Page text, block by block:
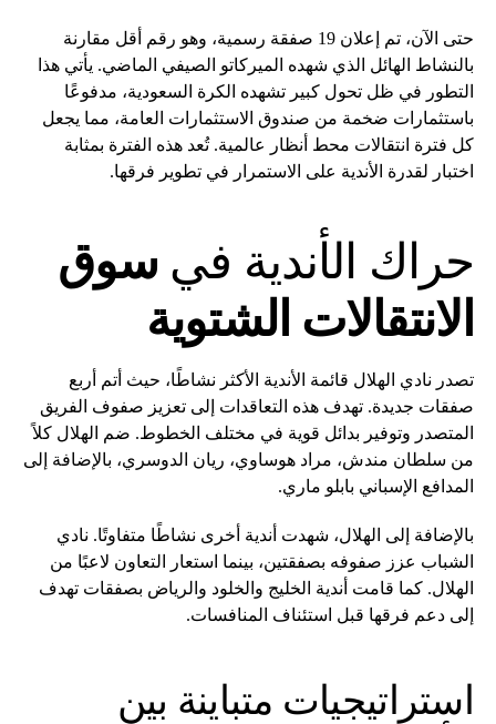
حتى الآن، تم إعلان 19 صفقة رسمية، وهو رقم أقل مقارنة
بالنشاط الهائل الذي شهده الميركاتو الصيفي الماضي. يأتي هذا
التطور في ظل تحول كبير تشهده الكرة السعودية، مدفوعًا
باستثمارات ضخمة من صندوق الاستثمارات العامة، مما يجعل
كل فترة انتقالات محط أنظار عالمية. تُعد هذه الفترة بمثابة
اختبار لقدرة الأندية على الاستمرار في تطوير فرقها.
حراك الأندية في سوق
الانتقالات الشتوية
تصدر نادي الهلال قائمة الأندية الأكثر نشاطًا، حيث أتم أربع
صفقات جديدة. تهدف هذه التعاقدات إلى تعزيز صفوف الفريق
المتصدر وتوفير بدائل قوية في مختلف الخطوط. ضم الهلال كلاً
من سلطان مندش، مراد هوساوي، ريان الدوسري، بالإضافة إلى
المدافع الإسباني بابلو ماري.
بالإضافة إلى الهلال، شهدت أندية أخرى نشاطًا متفاوتًا. نادي
الشباب عزز صفوفه بصفقتين، بينما استعار التعاون لاعبًا من
الهلال. كما قامت أندية الخليج والخلود والرياض بصفقات تهدف
إلى دعم فرقها قبل استئناف المنافسات.
استراتيجيات متباينة بين